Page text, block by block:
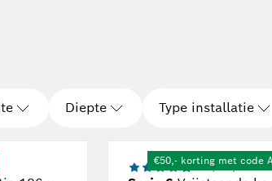
Diepte Type installatie
4.8 (234)
€50,- korting met code